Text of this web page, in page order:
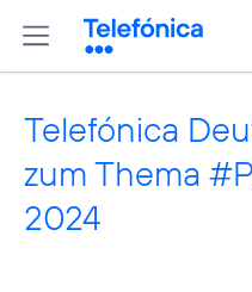
Telefónica
zum Thema
2024